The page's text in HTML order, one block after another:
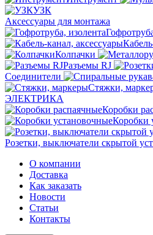
УЗК
Аксессуары для монтажа
Колпачки
Разъемы RJ
Соединители
Стяжки,
ЭЛЕКТРИКА
Коробки
Коробки
Розетки, выключатели скрытой
О компании
Доставка
Как заказать
Новости
Статьи
Контакты